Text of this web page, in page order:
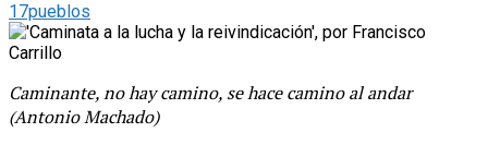
17pueblos
Caminante, no hay camino, se hace camino al andar
(Antonio Machado)